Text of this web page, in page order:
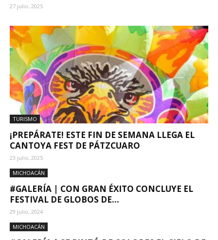
27 julio, 2025
TURISMO
¡PREPÁRATE! ESTE FIN DE SEMANA LLEGA EL
CANTOYA FEST DE PÁTZCUARO
23 julio, 2025
MICHOACÁN
#GALERÍA | CON GRAN ÉXITO CONCLUYE EL
FESTIVAL DE GLOBOS DE...
29 julio, 2024
MICHOACÁN